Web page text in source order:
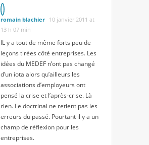
romain blachier 10 janvier 2011 at
13 h 07 min
IL y a tout de même forts peu de
leçons tirées côté entreprises. Les
idées du MEDEF n’ont pas changé
d’un iota alors qu’ailleurs les
associations d’employeurs ont
pensé la crise et l’après-crise. Là
rien. Le doctrinal ne retient pas les
erreurs du passé. Pourtant il y a un
champ de réflexion pour les
entreprises.